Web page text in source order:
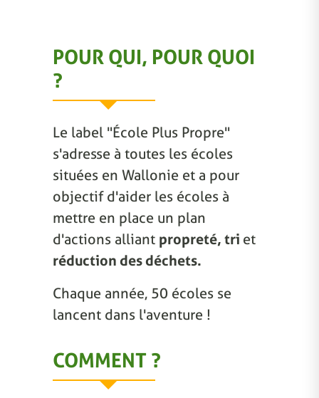
POUR QUI, POUR QUOI
?
Le label "École Plus Propre"
s'adresse à toutes les écoles
situées en Wallonie et a pour
objectif d'aider les écoles à
mettre en place un plan
d'actions alliant propreté, tri et
réduction des déchets.
Chaque année, 50 écoles se
lancent dans l'aventure !
COMMENT ?